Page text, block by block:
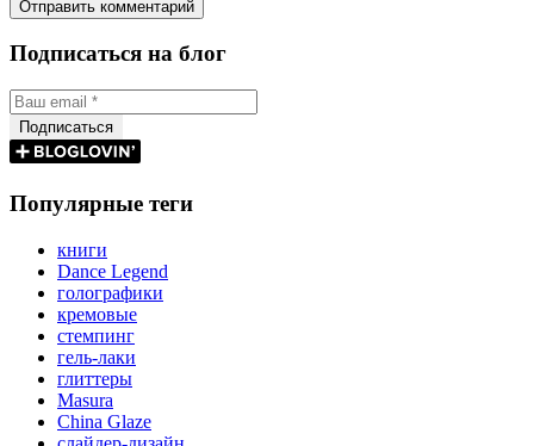
Подписаться на блог
Популярные теги
книги
Dance Legend
голографики
кремовые
стемпинг
гель-лаки
глиттеры
Masura
China Glaze